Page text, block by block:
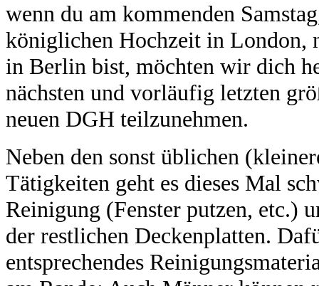
wenn du am kommenden
königlichen Hochzeit in London,
in Berlin bist, möchten wir dich
nächsten und vorläufig letzten
neuen DGH teilzunehmen.
Neben den sonst üblichen
Tätigkeiten geht es dieses Mal
Reinigung (Fenster putzen, etc.)
der restlichen Deckenplatten.
entsprechendes